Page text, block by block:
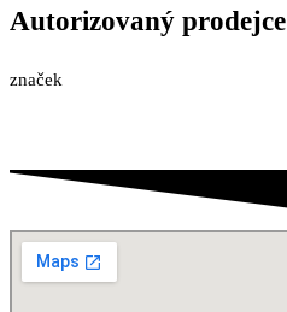
Autorizovaný prodejce
značek